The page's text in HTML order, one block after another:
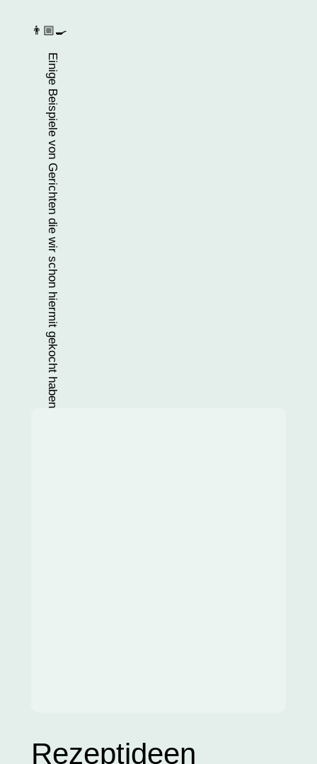
👨🏼‍🍳
Einige Beispiele von Gerichten die wir schon hiermit gekocht haben
Rezeptideen